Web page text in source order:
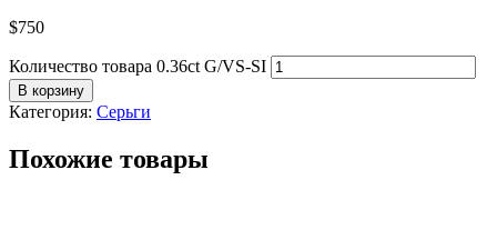
$750
Количество товара 0.36ct G/VS-SI
В корзину
Категория: Серьги
Похожие товары